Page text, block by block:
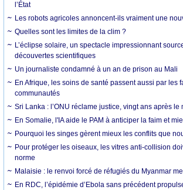
l’État
Les robots agricoles annoncent-ils vraiment une
Quelles sont les limites de la clim ?
L’éclipse solaire, un spectacle impressionnant
découvertes scientifiques
Un journaliste condamné à un an de prison au Mali
En Afrique, les soins de santé passent aussi par les
communautés
Sri Lanka : l’ONU réclame justice, vingt ans après le
En Somalie, l'IA aide le PAM à anticiper la faim et
Pourquoi les singes gèrent mieux les conflits que
Pour protéger les oiseaux, les vitres anti-collision
norme
Malaisie : le renvoi forcé de réfugiés du Myanmar
En RDC, l’épidémie d’Ebola sans précédent